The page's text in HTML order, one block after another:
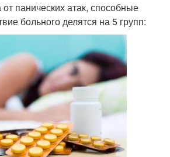
панических атак, способные
больного делятся на 5 групп: